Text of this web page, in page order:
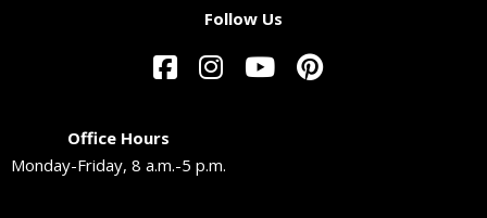
Follow Us
Office Hours
Monday-Friday, 8 a.m.-5 p.m.